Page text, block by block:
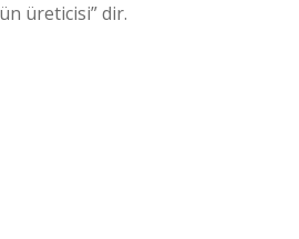
üreticisi” dir.